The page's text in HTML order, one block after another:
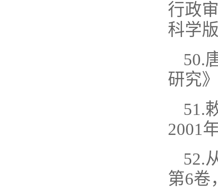
行政
科学
50.
研究
51.
2001
52.
第6卷